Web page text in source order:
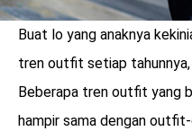
Buat lo yang anaknya
tren outfit setiap tahunnya,
Beberapa tren outfit yang
hampir sama dengan